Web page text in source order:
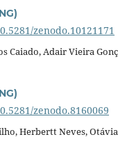
zenodo.10121171
Caiado, Adair Vieira
zenodo.8160069
Herbertt Neves,